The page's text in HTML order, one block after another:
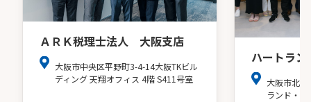
ＡＲＫ税理士法人 大阪支店
大阪市中央区平野町3-4-14大阪TKビル
ディング 天翔オフィス 4階 S411号室
ハートラ
大阪市北
ランド・